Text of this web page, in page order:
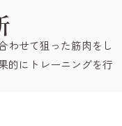
わせて狙った筋肉をし
的にトレーニングを行